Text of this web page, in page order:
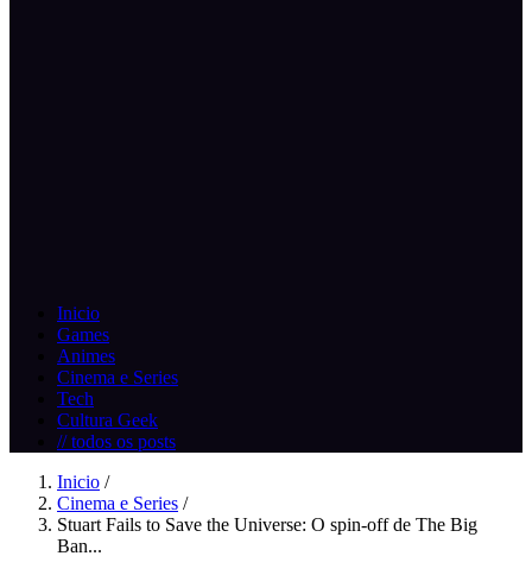
Inicio
Games
Animes
Cinema e Series
Tech
Cultura Geek
// todos os posts
Inicio /
Cinema e Series /
Stuart Fails to Save the Universe: O spin-off de The Big
Ban...